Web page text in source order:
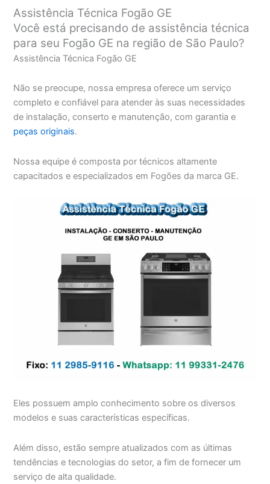
Assistência Técnica Fogão GE
Você está precisando de assistência técnica
para seu Fogão GE na região de São Paulo?
Assistência Técnica Fogão GE
Não se preocupe, nossa empresa oferece um serviço
completo e confiável para atender às suas necessidades
de instalação, conserto e manutenção, com garantia e
peças originais.
Nossa equipe é composta por técnicos altamente
capacitados e especializados em Fogões da marca GE.
Eles possuem amplo conhecimento sobre os diversos
modelos e suas características específicas.
Além disso, estão sempre atualizados com as últimas
tendências e tecnologias do setor, a fim de fornecer um
serviço de alta qualidade.